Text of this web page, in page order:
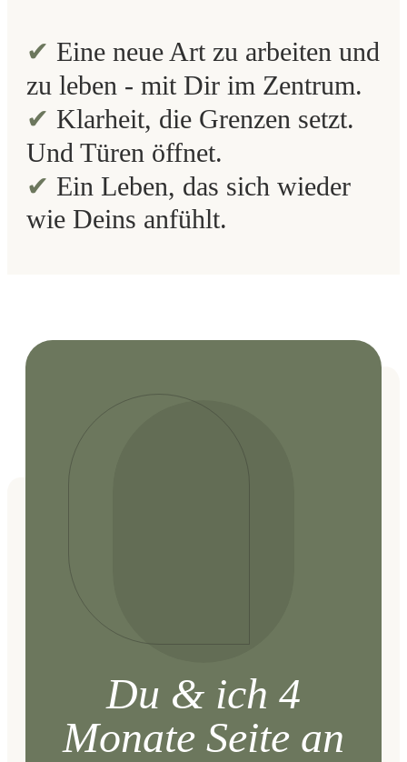
✔ Eine neue Art zu arbeiten und
zu leben - mit Dir im Zentrum.
✔ Klarheit, die Grenzen setzt.
Und Türen öffnet.
✔ Ein Leben, das sich wieder
wie Deins anfühlt.
Du & ich 4
Monate Seite an